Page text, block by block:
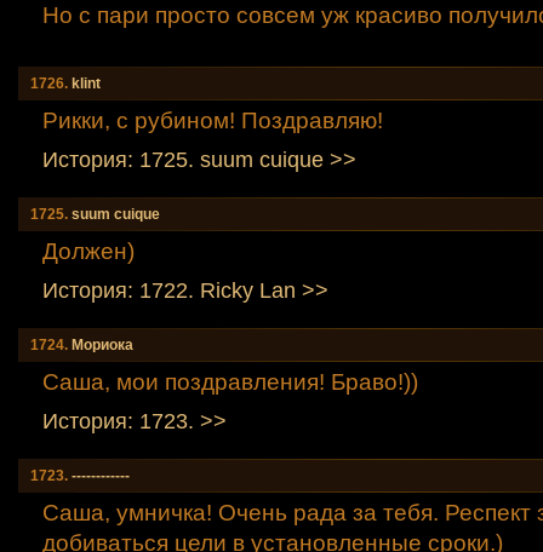
Но с пари просто совсем уж красиво
1726. klint
Рикки, с рубином! Поздравляю!
История: 1725. suum сuique >>
1725. suum сuique
Должен)
История: 1722. Ricky Lаn >>
1724. Мориокa
Саша, мои поздравления! Браво!))
История: 1723. >>
1723. ------------
Саша, умничка! Очень рада за тебя. Респект
добиваться цели в установленные сроки.)